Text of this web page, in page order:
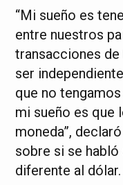
“Mi sueño es
entre nuestros
transacciones
ser
que no
mi sueño es que
moneda”,
sobre si se
diferente al dólar.